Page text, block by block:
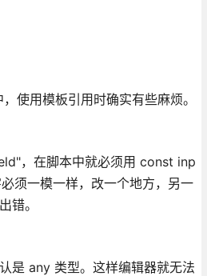
使用模板引用时确实有些麻烦。
，在脚本中就必须用 const inp
须一模一样，改一个地方，另一
错。
是 any 类型。这样编辑器就无法